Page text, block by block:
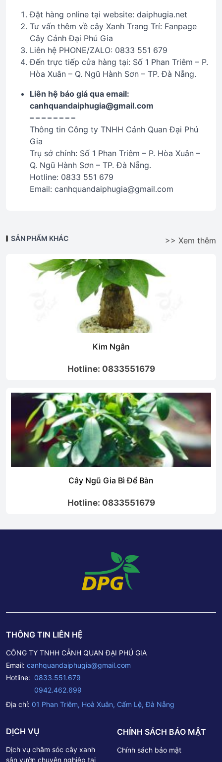
Đặt hàng online tại website: daiphugia.net
Tư vấn thêm về cây Xanh Trang Trí: Fanpage
Cây Cảnh Đại Phú Gia
Liên hệ PHONE/ZALO: 0833 551 679
Đến trực tiếp cửa hàng tại: Số 1 Phan Triêm – P.
Hòa Xuân – Q. Ngũ Hành Sơn – TP. Đà Nẵng.
Liên hệ báo giá qua email:
canhquandaiphugia@gmail.com
– – – – – – – –
Thông tin Công ty TNHH Cảnh Quan Đại Phú
Gia
Trụ sở chính: Số 1 Phan Triêm – P. Hòa Xuân –
Q. Ngũ Hành Sơn – TP. Đà Nẵng.
Hotline: 0833 551 679
Email: canhquandaiphugia@gmail.com
SẢN PHẨM KHÁC >> Xem thêm
Kim Ngân
Hotline: 0833551679
Cây Ngũ Gia Bì Để Bàn
Hotline: 0833551679
THÔNG TIN LIÊN HỆ
CÔNG TY TNHH CẢNH QUAN ĐẠI PHÚ GIA
Email: canhquandaiphugia@gmail.com
Hotline: 0833.551.679
0942.462.699
Địa chỉ: 01 Phan Triêm, Hoà Xuân, Cẩm Lệ, Đà Nẵng
DỊCH VỤ
Dịch vụ chăm sóc cây xanh
sân vườn chuyên nghiệp tại
CHÍNH SÁCH BẢO MẬT
Chính sách bảo mật